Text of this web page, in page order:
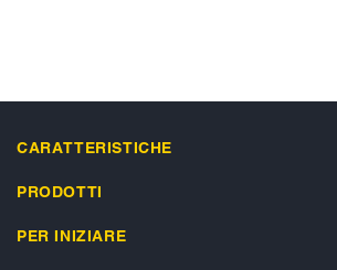
CARATTERISTICHE
PRODOTTI
PER INIZIARE